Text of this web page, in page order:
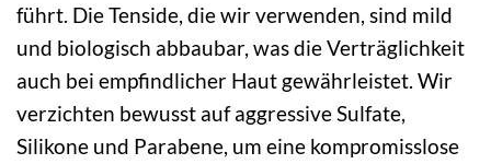
führt. Die Tenside, die wir verwenden, sind mild
und biologisch abbaubar, was die Verträglichkeit
auch bei empfindlicher Haut gewährleistet. Wir
verzichten bewusst auf aggressive Sulfate,
Silikone und Parabene, um eine kompromisslose